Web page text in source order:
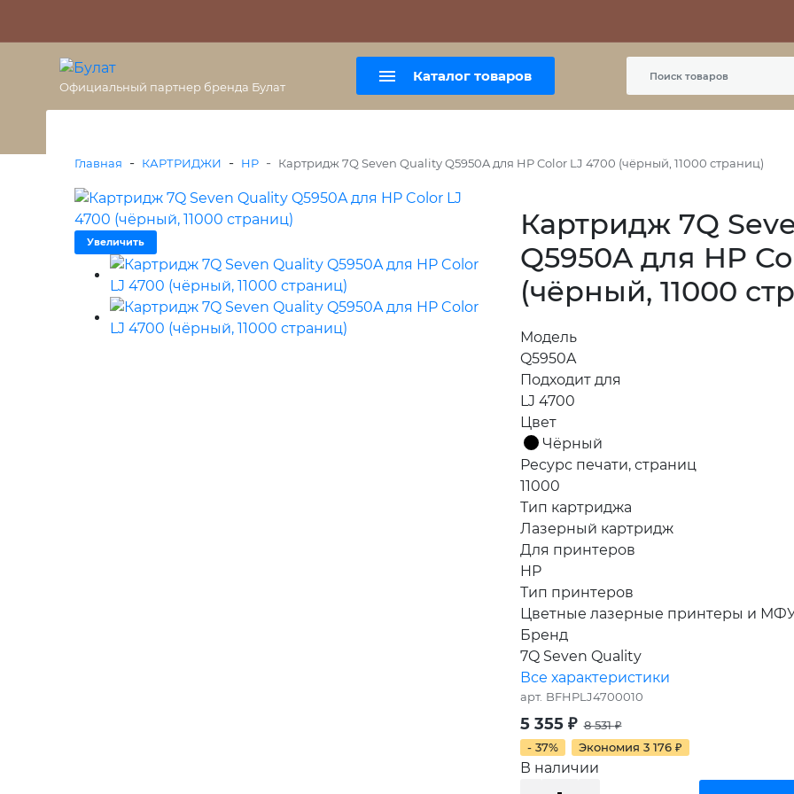
+7 (495) 477-56-25
Официальный партнер бренда Булат
Каталог товаров
Главная - КАРТРИДЖИ - HP - Картридж 7Q Seven Quality Q5950A для HP Color LJ 4700 (чёрный, 11000 страниц)
Увеличить
Картридж 7Q
Q5950A для HP
(чёрный, 11000
Модель
Q5950A
Подходит для
LJ 4700
Цвет
Чёрный
Ресурс печати, страниц
11000
Тип картриджа
Лазерный картридж
Для принтеров
HP
Тип принтеров
Цветные лазерные принтеры и
Бренд
7Q Seven Quality
Все характеристики
арт. BFHPLJ4700010
5 355 ₽ 8 531₽
- 37%
Экономия 3 176 ₽
В наличии